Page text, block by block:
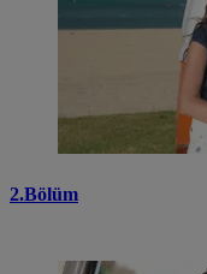
2.Bölüm